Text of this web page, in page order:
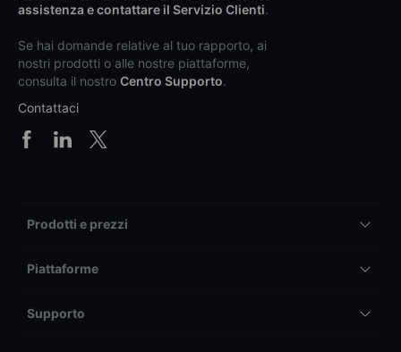
assistenza e contattare il Servizio Clienti.
Se hai domande relative al tuo rapporto, ai
nostri prodotti o alle nostre piattaforme,
consulta il nostro Centro Supporto.
Contattaci
Prodotti e prezzi
Piattaforme
Supporto